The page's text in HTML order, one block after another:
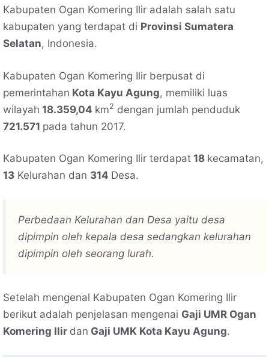
Kabupaten Ogan Komering Ilir adalah salah satu
kabupaten yang terdapat di Provinsi Sumatera
Selatan, Indonesia.
Kabupaten Ogan Komering Ilir berpusat di
pemerintahan Kota Kayu Agung, memiliki luas
wilayah 18.359,04 km2 dengan jumlah penduduk
721.571 pada tahun 2017.
Kabupaten Ogan Komering Ilir terdapat 18 kecamatan,
13 Kelurahan dan 314 Desa.
Perbedaan Kelurahan dan Desa yaitu desa
dipimpin oleh kepala desa sedangkan kelurahan
dipimpin oleh seorang lurah.
Setelah mengenal Kabupaten Ogan Komering Ilir
berikut adalah penjelasan mengenai Gaji UMR Ogan
Komering Ilir dan Gaji UMK Kota Kayu Agung.